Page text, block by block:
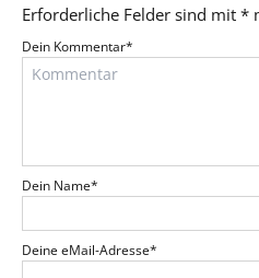
Erforderliche Felder sind mit *
Dein Kommentar*
Dein Name*
Deine eMail-Adresse*